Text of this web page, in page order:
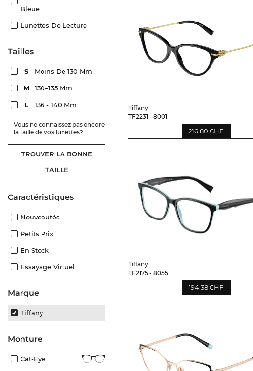
Bleue
Lunettes De Lecture
Tailles
S Moins De 130 Mm
M 130–135 Mm
L 136 - 140 Mm
Vous ne connaissez pas encore
la taille de vos lunettes?
TROUVER LA BONNE
TAILLE
Caractéristiques
Nouveautés
Petits Prix
En Stock
Essayage Virtuel
Marque
Tiffany
Monture
Cat-Eye
Tiffany
TF2231 - 8001
216.80 CHF
Tiffany
TF2175 - 8055
194.38 CHF